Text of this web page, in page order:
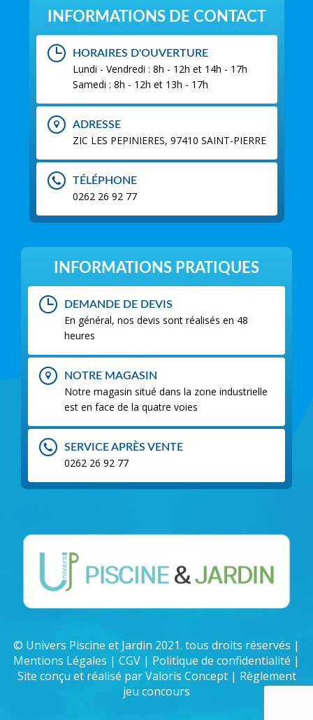
INFORMATIONS DE CONTACT
HORAIRES D'OUVERTURE
Lundi - Vendredi : 8h - 12h et 14h - 17h
Samedi : 8h - 12h et 13h - 17h
ADRESSE
ZIC LES PEPINIERES, 97410 SAINT-PIERRE
TÉLÉPHONE
0262 26 92 77
INFORMATIONS PRATIQUES
DEMANDE DE DEVIS
En général, nos devis sont réalisés en 48
heures
NOTRE MAGASIN
Notre magasin situé dans la zone industrielle
est en face de la quatre voies
SERVICE APRÈS VENTE
0262 26 92 77
© Univers Piscine et Jardin 2021. tous droits réservés |
Mentions Légales | CGV | Politique de confidentialité |
Site conçu et réalisé par Valoris Concept | Règlement
jeu concours